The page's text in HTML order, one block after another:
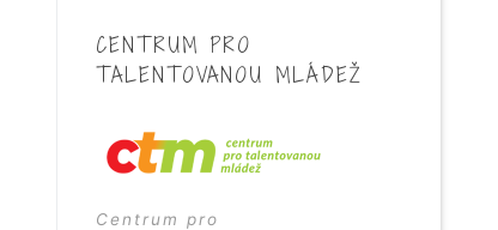
CENTRUM PRO
TALENTOVANOU MLÁDEŽ
Centrum pro